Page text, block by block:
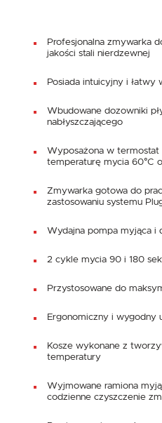
Profesjonalna zmywarka
jakości stali nierdzewnej
Posiada intuicyjny i łatwy
Wbudowane dozowniki
nabłyszczającego
Wyposażona w
temperaturę mycia 60°C
Zmywarka gotowa do
zastosowaniu systemu
Wydajna pompa myjąca i
2 cykle mycia 90 i 180
Przystosowane do
Ergonomiczny i wygodny
Kosze wykonane z
temperatury
Wyjmowane ramiona
codzienne czyszczenie